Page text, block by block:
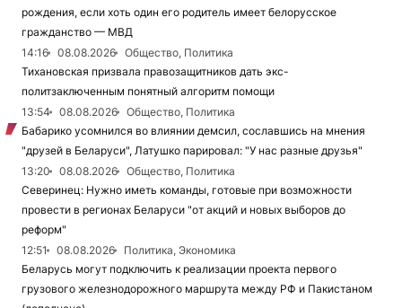
рождения, если хоть один его родитель имеет белорусское
гражданство — МВД
14:16
08.08.2026
Общество, Политика
Тихановская призвала правозащитников дать экс-
политзаключенным понятный алгоритм помощи
13:54
08.08.2026
Общество, Политика
Бабарико усомнился во влиянии демсил, сославшись на мнения
"друзей в Беларуси", Латушко парировал: "У нас разные друзья"
13:20
08.08.2026
Общество, Политика
Северинец: Нужно иметь команды, готовые при возможности
провести в регионах Беларуси "от акций и новых выборов до
реформ"
12:51
08.08.2026
Политика, Экономика
Беларусь могут подключить к реализации проекта первого
грузового железнодорожного маршрута между РФ и Пакистаном